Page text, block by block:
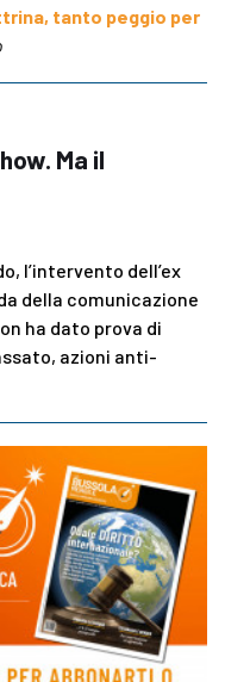
tanto peggio per
Ma il
l’intervento dell’ex
della comunicazione
ha dato prova di
azioni anti-